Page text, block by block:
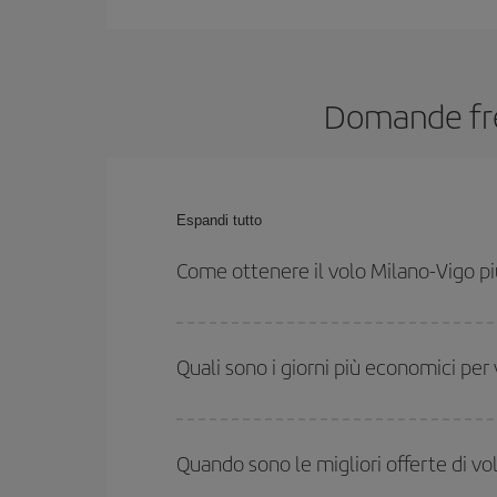
Domande
Espandi tutto
Come ottenere il volo Milano-Vigo
orari di andata e ritorno.
Quali sono i giorni più economici
date hai in mente di viaggiare. Ti mostreremo i
l'offerta migliore. Inoltre, cerca tra le diverse
Quando sono le migliori offerte di